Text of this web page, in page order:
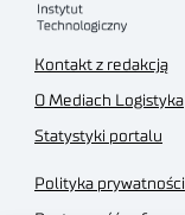
Kontakt z redakcją
O Mediach Logistyka
Statystyki portalu
Polityka prywatności